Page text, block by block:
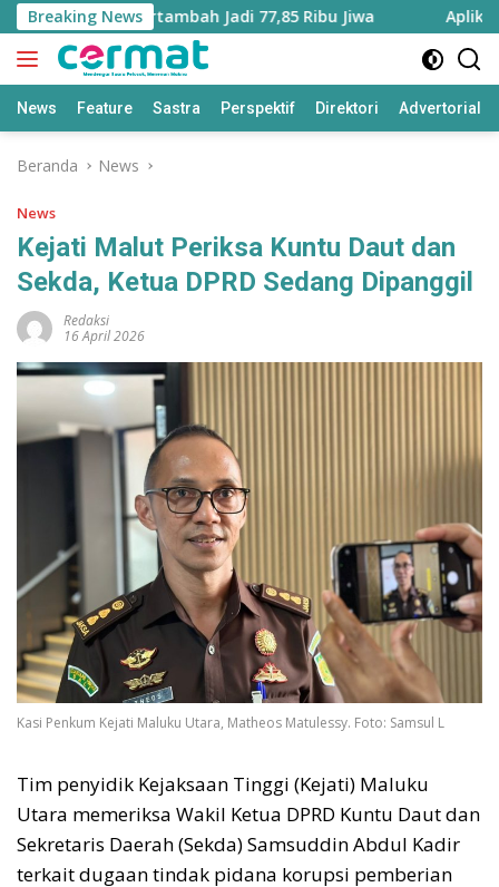
Langsung
ke
konten
Breaking News
Utara Bertambah Jadi 77,85 Ribu Jiwa Aplikasi
News Feature Sastra Perspektif Direktori Advertorial
Beranda News
News
Kejati Malut Periksa Kuntu Daut dan
Sekda, Ketua DPRD Sedang Dipanggil
Redaksi
16 April 2026
Kasi Penkum Kejati Maluku Utara, Matheos Matulessy. Foto: Samsul L
Tim penyidik Kejaksaan Tinggi (Kejati) Maluku
Utara memeriksa Wakil Ketua DPRD Kuntu Daut dan
Sekretaris Daerah (Sekda) Samsuddin Abdul Kadir
terkait dugaan tindak pidana korupsi pemberian